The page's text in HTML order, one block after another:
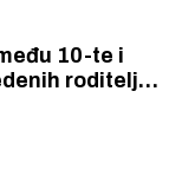
10-te i
roditelja